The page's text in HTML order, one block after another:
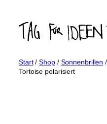
Inhalt
springen
Start/Shop/ Sonnenbrillen
Tortoise polarisiert